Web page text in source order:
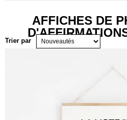
AFFICHES DE
Trier par